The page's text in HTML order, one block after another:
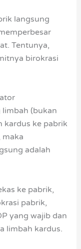
langsung
Tentunya,
birokrasi
limbah (bukan
kardus ke pabrik
maka
adalah
ke pabrik,
pabrik,
yang wajib dan
limbah kardus.